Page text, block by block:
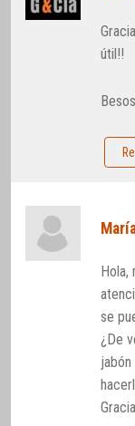
útil!!
Besos
se
¿De